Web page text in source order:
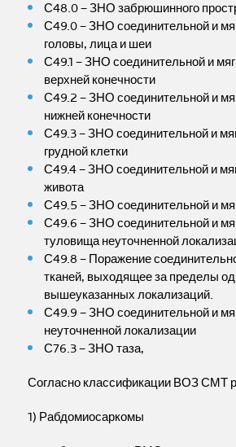
С48.0 – ЗНО забрюшинного
С49.0 – ЗНО соединительной и
головы, лица и шеи
С49.1 – ЗНО соединительной и
верхней конечности
С49.2 – ЗНО соединительной и
нижней конечности
С49.3 – ЗНО соединительной и
грудной клетки
С49.4 – ЗНО соединительной и
живота
С49.5 – ЗНО соединительной и
С49.6 – ЗНО соединительной и
туловища неуточненной
С49.8 – Поражение
тканей, выходящее за пределы
вышеуказанных локализаций.
С49.9 – ЗНО соединительной и
неуточненной локализации
С76.3 – ЗНО таза,
Согласно классификации ВОЗ СМТ
1) Рабдомиосаркомы